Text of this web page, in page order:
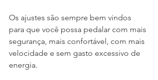
Os ajustes são sempre bem vindos
para que você possa pedalar com mais
segurança, mais confortável, com mais
velocidade e sem gasto excessivo de
energia.